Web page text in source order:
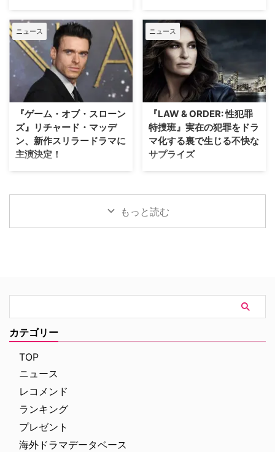
ンに愛され続けてきた作品の魅力
を、新たな角度から解き明かして
いく。 未公開アウトテイ …
ブ・シークレッツ」と2025年に6
作が出版され …
日本唯一のミステリードラマ専門
チャンネル「ミステリーチャンネ
ル」は、現地体験型アクティビテ
ィ専門予約サイト「ベルトラ」特
別協力のもと、8月20日（木）19
時よりパリ生中継オンラインツア
ーを開催する。「ミステリーチャ
ンネル倶楽部プレミアム」会員の
アムなオンライン体験の申込受付
が開始となった。 パリが舞台の
ドラマで主人公たちが歩いた景色
を、リアルタイムで堪能 8月5日
は、ミステリーの世界を味わい尽
J.J.エイブラムスが製作プロデュ
ーサーを務め、アン・ハサウェ
イ、ユアン・マクレガーが共演す
る映画『オークストリートの異
変』の公開に先立ち、迫力満点な
新ビジュアルと、本編映像が公開
された。 アン・ハサウェイとユ
アン・マクレガーが恐竜から逃げ
ザー映像の公開時から、その正体
がほとんど明かされないミステリ
アスな世界観で映画ファンの注目
を集めていた本作。続く本予告で
の家族”がどのように逃げ延びる
…
ニュース
『ゲーム・オブ・スローン
ズ』リチャード・マッデ
ン、新作スリラードラマに
主演決定！
大ヒットドラマ『ゲーム・オブ・
でブレイクしたリチャード・マッ
デンが、新作スリラードラマ
ことが分かった。米Varietyが伝
で、現在は救急外来の医師である
ジム・マーチャントは、院内に取
り残されたすべての人々を救うた
め、病院内を徐々に制圧してい
ニュース
『LAW & ORDER: 性犯罪
特捜班』実在の犯罪をドラ
マ化する裏で生じる不快な
サプライズ
ロングランヒットを誇る犯罪捜査
ズ。本作の最大の魅力の一つは、
実際に起きた事件に着想を得たリ
アリティあふれるストーリー展開
にある。しかし、その裏側では、
ドラマ化？ 1990年にNBCの旗艦
番組『LAW & ORDER』の脚本家
ーやスピンオフ作品『LAW &
もっと読む
カテゴリー
TOP
ニュース
レコメンド
ランキング
プレゼント
海外ドラマデータベース